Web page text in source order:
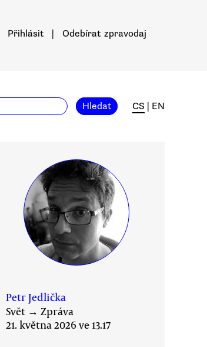
Přihlásit Odebírat zpravodaj
Hledat CS EN
Petr Jedlička
Svět → Zpráva
21. května 2026 ve 13.17